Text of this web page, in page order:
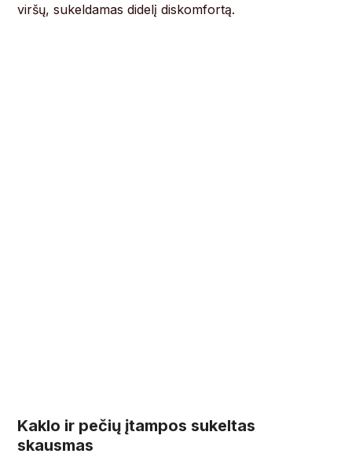
viršų, sukeldamas didelį diskomfortą.
Kaklo ir pečių įtampos sukeltas
skausmas